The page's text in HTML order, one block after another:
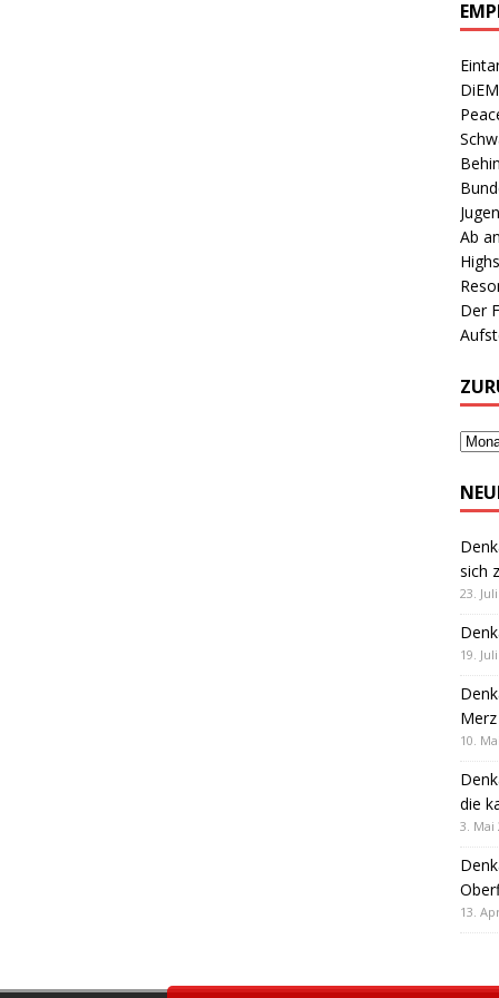
Ab
Der
sich
23.
19.
10.
die
3. Mai
13.